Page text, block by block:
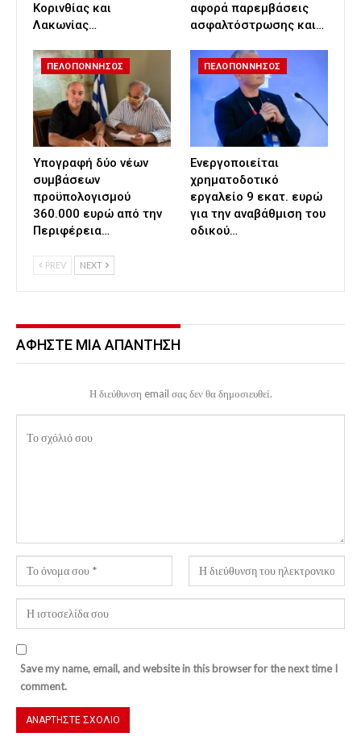
Κορινθίας και
Λακωνίας…
αφορά παρεμβάσεις
ασφαλτόστρωσης και…
ΠΕΛΟΠΟΝΝΗΣΟΣ
Υπογραφή δύο νέων
συμβάσεων
προϋπολογισμού
360.000 ευρώ από την
Περιφέρεια…
ΠΕΛΟΠΟΝΝΗΣΟΣ
Ενεργοποιείται
χρηματοδοτικό
εργαλείο 9 εκατ. ευρώ
για την αναβάθμιση του
οδικού…
PREV NEXT
ΑΦΉΣΤΕ ΜΙΑ ΑΠΆΝΤΗΣΗ
Η διεύθυνση email σας δεν θα δημοσιευθεί.
Save my name, email, and website in this browser for the next time I
comment.